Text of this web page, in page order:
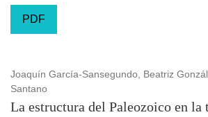
SciVerse
The British Library
PDF
Joaquín García-Sansegundo, Beatriz
Santano
La estructura del Paleozoico en la